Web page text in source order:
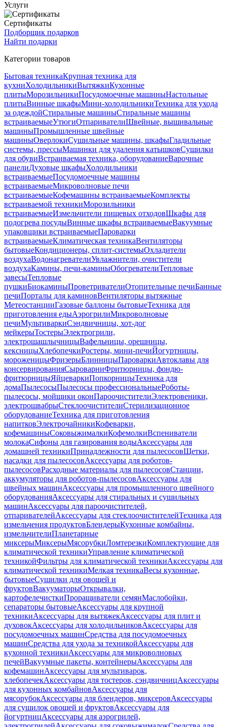
Услуги
Сертификаты
Подборщик подарков
Найти подарки
Категории товаров
Бытовая техникаКрупная техника для
кухниХолодильникиВытяжкиКухонные
плитыМорозильникиПосудомоечные машиныНастольные
плитыВинные шкафыМини-холодильникиТехника для ухода
за одеждойСтиральные машиныСтиральные машины
встраиваемыеУтюгиОтпаривателиШвейные, вышивальные
машиныПромышленные швейные
машиныОверлокиСушильные машины, шкафыГладильные
системы, прессыМашинки для удаления катышковСушилки
для обувиВстраиваемая техника, оборудованиеВарочные
панелиДуховые шкафыХолодильники
встраиваемыеПосудомоечные машины
встраиваемыеМикроволновые печи
встраиваемыеКофемашины встраиваемыеКомплекты
встраиваемой техникиМорозильники
встраиваемыеИзмельчители пищевых отходовШкафы для
подогрева посудыВинные шкафы встраиваемыеВакуумные
упаковщики встраиваемыеПароварки
встраиваемыеКлиматическая техникаВентиляторы
бытовыеКондиционеры, сплит-системыОхладители
воздухаВодонагревателиУвлажнители, очистители
воздухаКамины, печи-каминыОбогревателиТепловые
завесыТепловые
пушкиБиокаминыПроветривателиОтопительные печиБанные
печиПорталы для каминовВентиляторы вытяжные
МетеостанцииГазовые баллоны бытовыеТехника для
приготовления едыАэрогрилиМикроволновые
печиМультиваркиСэндвичницы, хот-дог
мейкерыТостерыЭлектрогрили,
электрошашлычницыВафельницы, орешницы,
кексницыХлебопечкиРостеры, мини-печиЙогуртницы,
мороженицыФризерыБлинницыПароваркиАвтоклавы для
консервированияСыроварниФритюрницы, фондю-
фритюрницыЯйцеваркиПопкорницыТехника для
домаПылесосыПылесосы профессиональныеРоботы-
пылесосы, мойщики оконПароочистителиЭлектровеники,
электрошвабрыСтеклоочистителиСтерилизационное
оборудованиеТехника для приготовления
напитковЭлектрочайникиКофеварки,
кофемашиныСоковыжималкиКофемолкиВспениватели
молокаСифоны для газирования водыАксессуары для
домашней техникиПринадлежности для пылесосовЩетки,
насадки для пылесосовАксессуары для роботов-
пылесосовРасходные материалы для пылесосовСтанции,
аккумуляторы для роботов-пылесосовАксессуары для
швейных машинАксессуары для промышленного швейного
оборудованияАксессуары для стиральных и сушильных
машинАксессуары для пароочистителей,
отпаривателейАксессуары для стеклоочистителейТехника для
измельчения продуктовБлендерыКухонные комбайны,
измельчителиПланетарные
миксерыМиксерыМясорубкиЛомтерезкиКомплектующие для
климатической техникиУправление климатической
техникойФильтры для климатической техникиАксессуары для
климатической техникиМелкая техникаВесы кухонные,
бытовыеСушилки для овощей и
фруктовВакууматорыОткрывалки,
картофелечисткиПроращиватели семянМаслобойки,
сепараторы бытовыеАксессуары для крупной
техникиАксессуары для вытяжекАксессуары для плит и
духовокАксессуары для холодильниковАксессуары для
посудомоечных машинСредства для посудомоечных
машинСредства для ухода за техникойАксессуары для
кухонной техникиАксессуары для микроволновых
печейВакуумные пакеты, контейнерыАксессуары для
кофемашинАксессуары для мультиварок,
хлебопечекАксессуары для тостеров, сэндвичницАксессуары
для кухонных комбайновАксессуары для
мясорубокАксессуары для блендеров, миксеровАксессуары
для сушилок овощей и фруктовАксессуары для
йогуртницАксессуары для аэрогрилей,